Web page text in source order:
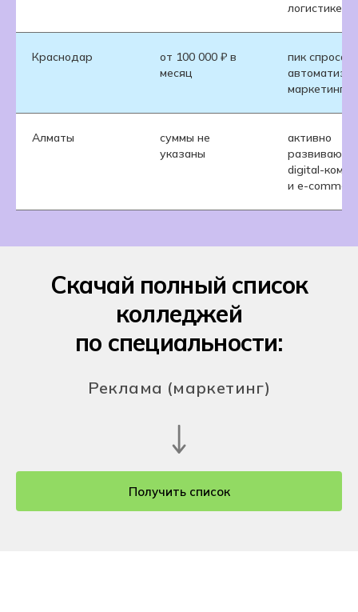
логистике
Краснодар
от 100 000 ₽ в
месяц
пик спроса
маркетинга
Алматы
суммы не
указаны
активно
digital-
и e-
Скачай полный список
колледжей
по специальности:
Реклама (маркетинг)
Получить список